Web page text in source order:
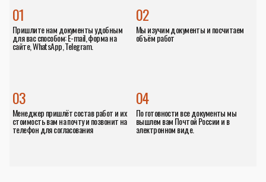
01
Пришлите нам документы удобным
для вас способом: E-mail, форма на
сайте, WhatsApp, Telegram.
02
Мы изучим документы и посчитаем
объём работ
04
По готовности все документы мы
вышлем вам Почтой России и в
электронном виде.
03
Менеджер пришлёт состав работ и их
стоимость вам на почту и позвонит на
телефон для согласования